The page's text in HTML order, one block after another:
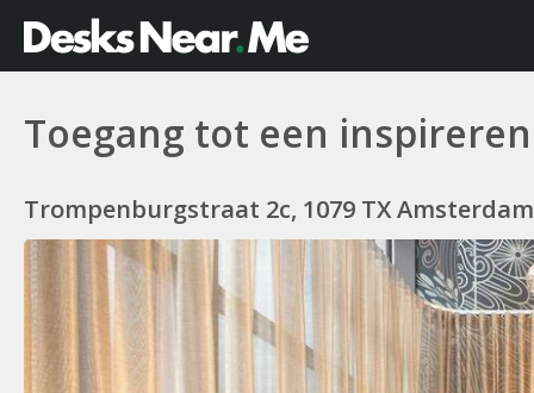
Toegang tot een
Trompenburgstraat 2c, 1079 TX